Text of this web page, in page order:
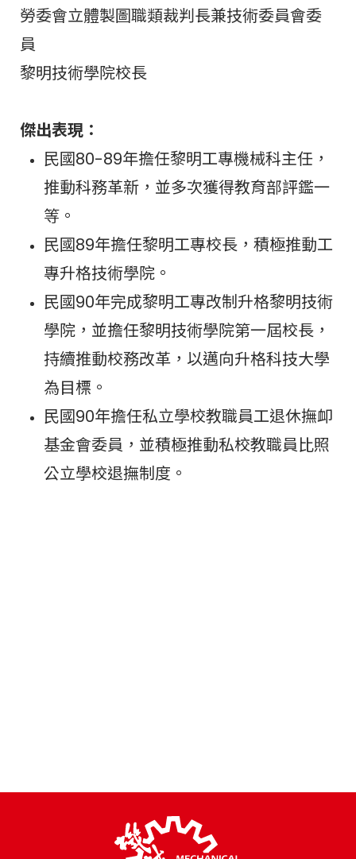
勞委會立體製圖職類裁判長兼技術委員會委
員
黎明技術學院校長
傑出表現：
民國80-89年擔任黎明工專機械科主任，
推動科務革新，並多次獲得教育部評鑑一
等。
民國89年擔任黎明工專校長，積極推動工
專升格技術學院。
民國90年完成黎明工專改制升格黎明技術
學院，並擔任黎明技術學院第一屆校長，
持續推動校務改革，以邁向升格科技大學
為目標。
民國90年擔任私立學校教職員工退休撫卹
基金會委員，並積極推動私校教職員比照
公立學校退撫制度。